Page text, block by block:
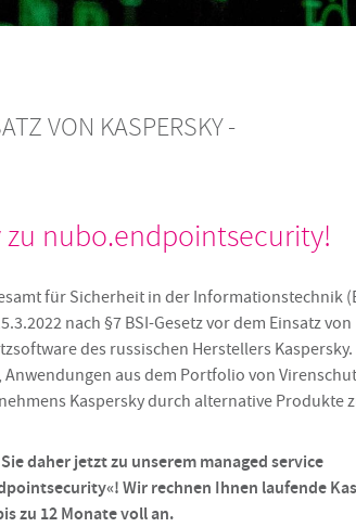
VON KASPERSKY -
zu nubo.endpointsecurity!
für Sicherheit in der Informationstechnik
nach §7 BSI-Gesetz vor dem Einsatz von
des russischen Herstellers Kaspersky.
aus dem Portfolio von
Kaspersky durch alternative Produkte
daher jetzt zu unserem managed service
Wir rechnen Ihnen laufende
zu 12 Monate voll an.